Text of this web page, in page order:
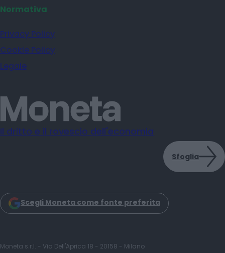
Normativa
Privacy Policy
Cookie Policy
Legale
Il dritto e il rovescio dell'economia
Sfoglia
Scegli Moneta come fonte preferita
Moneta s.r.l. - Via Dell'Aprica 18 - 20158 - Milano